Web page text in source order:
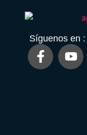
Síguenos en :